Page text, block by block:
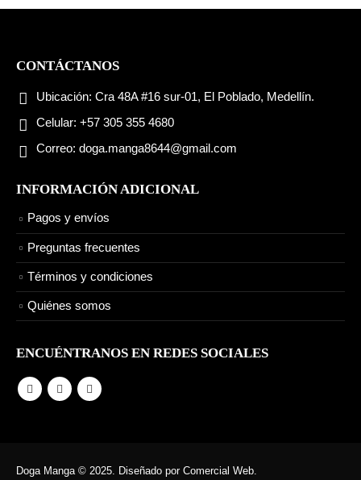
CONTÁCTANOS
Ubicación: Cra 48A #16 sur-01, El Poblado, Medellín.
Celular: +57 305 355 4680
Correo: doga.manga8644@gmail.com
INFORMACIÓN ADICIONAL
Pagos y envíos
Preguntas frecuentes
Términos y condiciones
Quiénes somos
ENCUÉNTRANOS EN REDES SOCIALES
Doga Manga © 2025. Diseñado por Comercial Web.